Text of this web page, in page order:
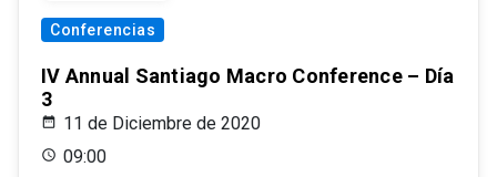
Conferencias
IV Annual Santiago Macro Conference – Día
3
11 de Diciembre de 2020
09:00